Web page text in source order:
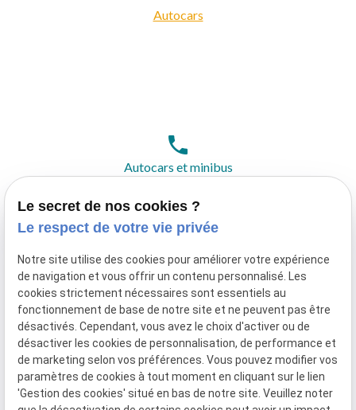
Autocars
phone
Autocars et minibus
pin_drop
Adresse
117 Rte du Bar,
06740 Châteauneuf-Grasse
Le secret de nos cookies ?
Le respect de votre vie privée
Notre site utilise des cookies pour améliorer votre expérience
de navigation et vous offrir un contenu personnalisé. Les
cookies strictement nécessaires sont essentiels au
fonctionnement de base de notre site et ne peuvent pas être
désactivés. Cependant, vous avez le choix d'activer ou de
désactiver les cookies de personnalisation, de performance et
de marketing selon vos préférences. Vous pouvez modifier vos
paramètres de cookies à tout moment en cliquant sur le lien
'Gestion des cookies' situé en bas de notre site. Veuillez noter